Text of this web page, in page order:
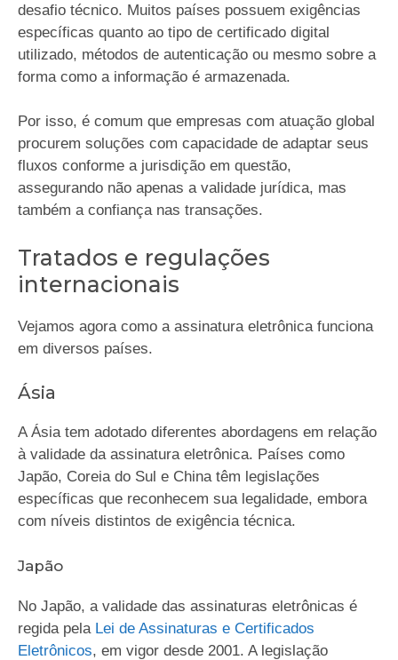
desafio técnico. Muitos países possuem exigências
específicas quanto ao tipo de certificado digital
utilizado, métodos de autenticação ou mesmo sobre a
forma como a informação é armazenada.
Por isso, é comum que empresas com atuação global
procurem soluções com capacidade de adaptar seus
fluxos conforme a jurisdição em questão,
assegurando não apenas a validade jurídica, mas
também a confiança nas transações.
Tratados e regulações
internacionais
Vejamos agora como a assinatura eletrônica funciona
em diversos países.
Ásia
A Ásia tem adotado diferentes abordagens em relação
à validade da assinatura eletrônica. Países como
Japão, Coreia do Sul e China têm legislações
específicas que reconhecem sua legalidade, embora
com níveis distintos de exigência técnica.
Japão
No Japão, a validade das assinaturas eletrônicas é
regida pela Lei de Assinaturas e Certificados
Eletrônicos, em vigor desde 2001. A legislação